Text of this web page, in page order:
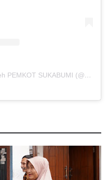
Sebuah kiriman dibagikan oleh PEMKOT SUKABUMI (@pemkotsukabumi_)